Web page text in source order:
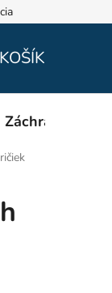
tabuľky
Záchranári